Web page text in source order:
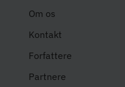
Om os
Kontakt
Forfattere
Partnere